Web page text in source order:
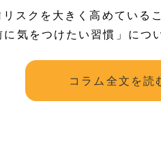
スクを大きく高めている
気をつけたい習慣」につ
コラム全文を読